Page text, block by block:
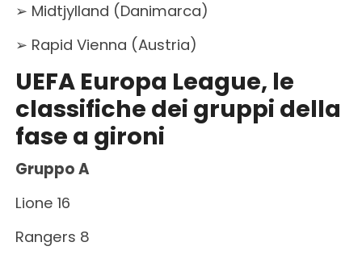
➢ Midtjylland (Danimarca)
➢ Rapid Vienna (Austria)
UEFA Europa League, le
classifiche dei gruppi della
fase a gironi
Gruppo A
Lione 16
Rangers 8